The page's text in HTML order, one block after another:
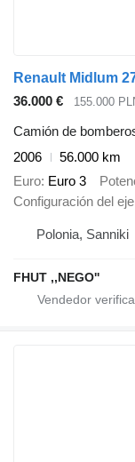
Renault Midlum
36.000 €
155.000
Camión de
2006
56.000 km
Euro Euro 3
Configuración del eje
Polonia, Sanniki
FHUT ,,NEGO''